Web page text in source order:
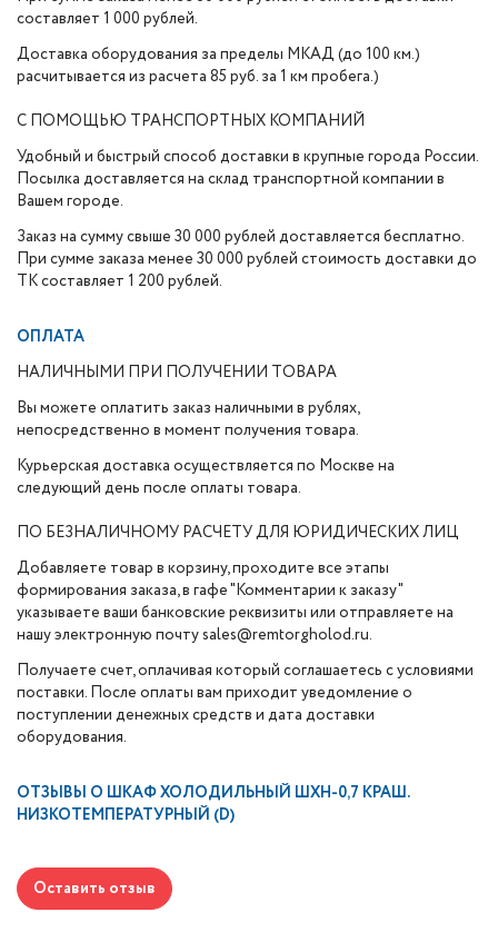
составляет 1 000 рублей.
Доставка оборудования за пределы МКАД (до 100 км.)
расчитывается из расчета 85 руб. за 1 км пробега.)
С ПОМОЩЬЮ ТРАНСПОРТНЫХ КОМПАНИЙ
Удобный и быстрый способ доставки в крупные города России.
Посылка доставляется на склад транспортной компании в
Вашем городе.
Заказ на сумму свыше 30 000 рублей доставляется бесплатно.
При сумме заказа менее 30 000 рублей стоимость доставки до
ТК составляет 1 200 рублей.
ОПЛАТА
НАЛИЧНЫМИ ПРИ ПОЛУЧЕНИИ ТОВАРА
Вы можете оплатить заказ наличными в рублях,
непосредственно в момент получения товара.
Курьерская доставка осуществляется по Москве на
следующий день после оплаты товара.
ПО БЕЗНАЛИЧНОМУ РАСЧЕТУ ДЛЯ ЮРИДИЧЕСКИХ ЛИЦ
Добавляете товар в корзину, проходите все этапы
формирования заказа, в гафе "Комментарии к заказу"
указываете ваши банковские реквизиты или отправляете на
нашу электронную почту sales@remtorgholod.ru.
Получаете счет, оплачивая который соглашаетесь с условиями
поставки. После оплаты вам приходит уведомление о
поступлении денежных средств и дата доставки
оборудования.
ОТЗЫВЫ О ШКАФ ХОЛОДИЛЬНЫЙ ШХН-0,7 КРАШ.
НИЗКОТЕМПЕРАТУРНЫЙ (D)
Оставить отзыв